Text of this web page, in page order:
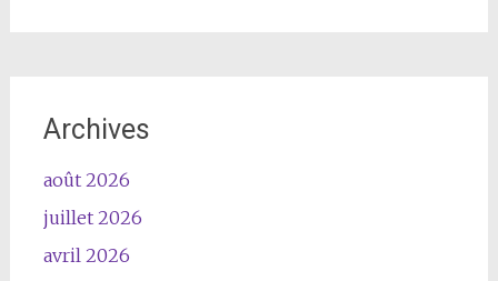
Archives
août 2026
juillet 2026
avril 2026